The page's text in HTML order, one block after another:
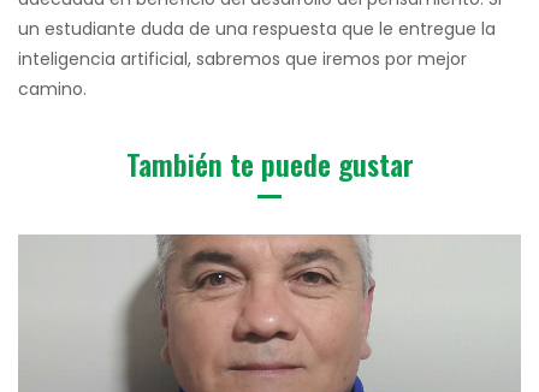
un estudiante duda de una respuesta que le entregue la
inteligencia artificial, sabremos que iremos por mejor
camino.
También te puede gustar